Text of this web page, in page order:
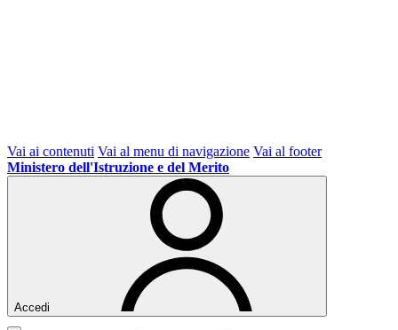
Vai ai contenuti Vai al menu di navigazione Vai al footer
Ministero dell'Istruzione e del Merito
Accedi